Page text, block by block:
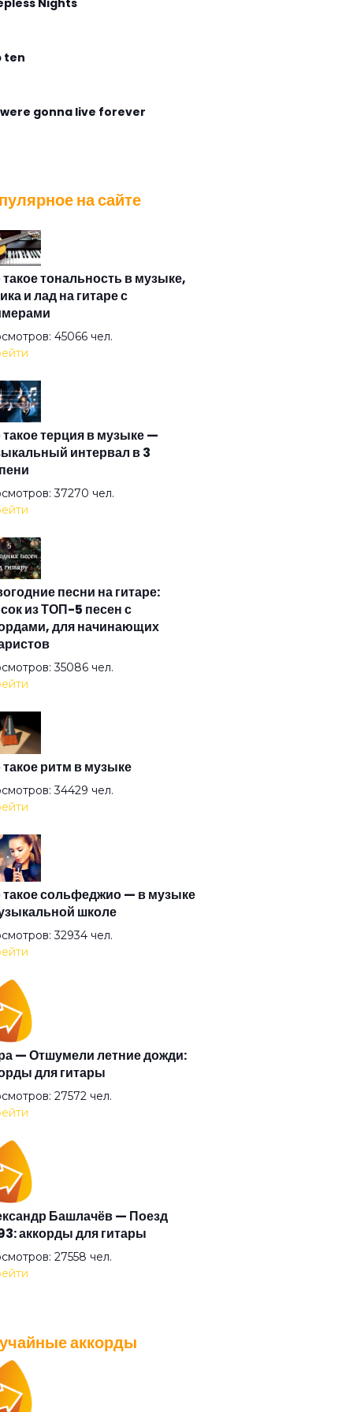
Nights
ten
gonna live forever
душа
на свече
ясный
(2008)
прочь
выси
друг
танец
на сайте
тональность в музыке,
и лад на гитаре с
45066 чел.
такое терция в музыке —
интервал в 3
37270 чел.
песни на гитаре:
из ТОП-5 песен с
для начинающих
35086 чел.
такое ритм в музыке
34429 чел.
такое сольфеджио — в музыке
школе
32934 чел.
— Отшумели летние дожди:
для гитары
27572 чел.
Башлачёв — Поезд
аккорды для гитары
27558 чел.
— Плохо танцевать: аккорды
аккорды